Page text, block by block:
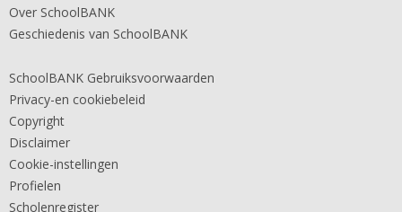
Over SchoolBANK
Geschiedenis van SchoolBANK
SchoolBANK Gebruiksvoorwaarden
Privacy-en cookiebeleid
Copyright
Disclaimer
Cookie-instellingen
Profielen
Scholenregister